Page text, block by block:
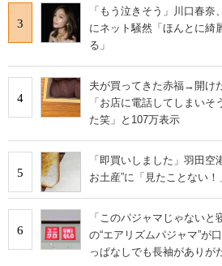
3
「もう泣きそう」川口春
にネット騒然「ほんとに綺
る」
4
夫が買ってきた赤福→開
「お店に電話してしまい
た笑」と107万表示
5
「即買いしました」羽田空
お土産”に「見たことない
6
「このパジャマじゃない
の“エアリズムパジャマ”
っぱなしでも長袖がありが